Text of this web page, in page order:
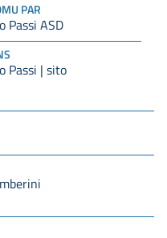
PAR
Passi ASD
Passi | sito